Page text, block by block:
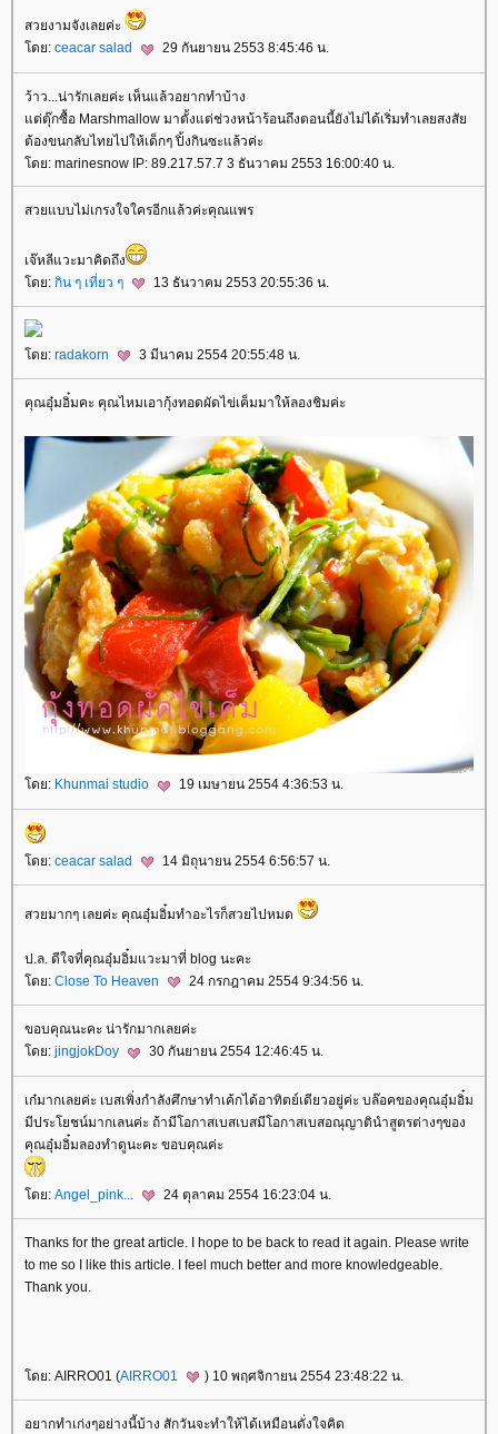
สวยงามจังเลยค่ะ
ดย: ceacar salad 29 กันยายน 2553 8:45:46 น.
ว้าว...น่ารักเลยค่ะ เห็นแล้วอยากทำบ้าง
ต่ตุ๊กซื้อ Marshmallow มาตั้งแต่ช่วงหน้าร้อนถึงตอนนี้ยังไม่ได้เริ่มทำเลยสงสั
ต้องขนกลับไทยไปให้เด็กๆ ปิ้งกินซะแล้วค่ะ
ดย: marinesnow IP: 89.217.57.7 3 ธันวาคม 2553 16:00:40 น.
สวยแบบไม่เกรงใจใครอีกแล้วค่ะคุณแพร
เจ๊หลีแวะมาคิดถึง
ดย: กิน ๆ เที่ยว ๆ 13 ธันวาคม 2553 20:55:36 น.
ดย: radakorn 3 มีนาคม 2554 20:55:48 น.
คุณอุ๋มอิ๋มคะ คุณไหมเอากุ้งทอดผัดไข่เค็มมาให้ลองชิมค่ะ
ดย: Khunmai studio 19 เมษายน 2554 4:36:53 น.
ดย: ceacar salad 14 มิถุนายน 2554 6:56:57 น.
สวยมากๆ เลยค่ะ คุณอุ๋มอิ๋มทำอะไรก็สวยไปหมด
ป.ล. ดีใจที่คุณอุ๋มอิ๋มแวะมาที่ blog นะคะ
ดย: Close To Heaven 24 กรกฎาคม 2554 9:34:56 น.
ขอบคุณนะคะ น่ารักมากเลยค่ะ
ดย: jingjokDoy 30 กันยายน 2554 12:46:45 น.
เก๋มากเลยค่ะ เบสเพิ่งกำลังศึกษาทำเค้กได้อาทิตย์เดียวอยู่ค่ะ บล๊อคของคุณอุ๋มอิ๋ม
มีประโยชน์มากเลนค่ะ ถ้ามีโอกาสเบสเบสมีโอกาสเบสอณุญาตินำสูตรต่างๆของ
คุณอุ๋มอิ๋มลองทำดูนะคะ ขอบคุณค่ะ
ดย: Angel_pink... 24 ตุลาคม 2554 16:23:04 น.
Thanks for the great article. I hope to be back to read it again. Please write
to me so I like this article. I feel much better and more knowledgeable.
Thank you.
ดย: AIRRO01 (AIRRO01 ) 10 พฤศจิกายน 2554 23:48:22 น.
อยากทำเก่งๆอย่างนี้บ้าง สักวันจะทำให้ได้เหมือนดั่งใจคิด